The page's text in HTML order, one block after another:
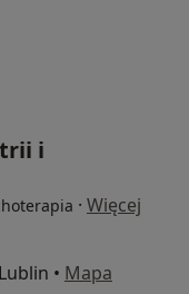
i
· Więcej
• Mapa